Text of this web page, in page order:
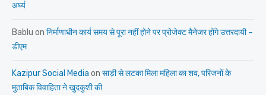
अर्घ्य
Bablu on निर्माणाधीन कार्य समय से पूरा नहीं होने पर प्रोजेक्ट मैनेजर होंगे उत्तरदायी –
डीएम
Kazipur Social Media on साड़ी से लटका मिला महिला का शव, परिजनों के
मुताबिक विवाहिता ने खुदकुशी की